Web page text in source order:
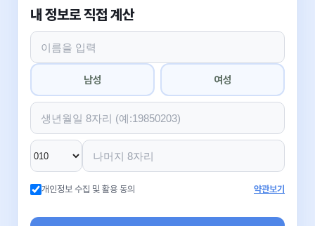
내 정보로 직접 계산
남성 여성
개인정보 수집 및 활용 동의 약관보기